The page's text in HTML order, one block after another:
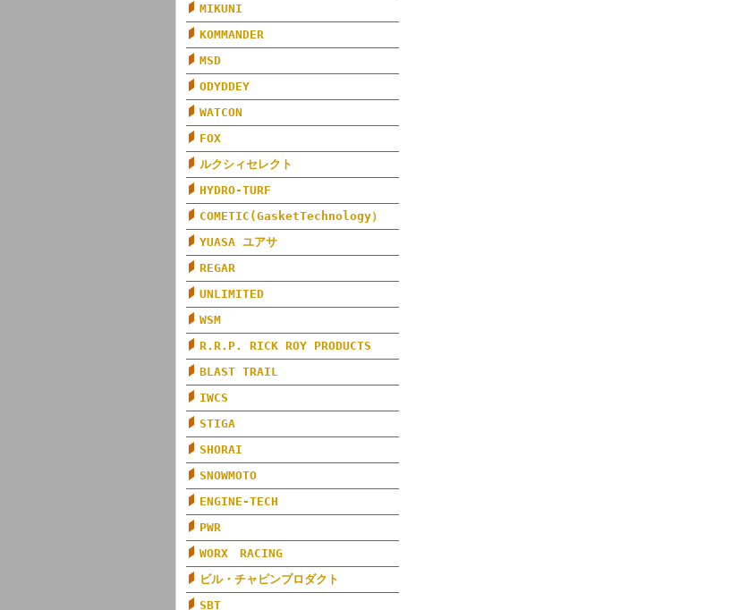
MIKUNI
KOMMANDER
MSD
ODYDDEY
WATCON
FOX
ルクシィセレクト
HYDRO-TURF
COMETIC(GasketTechnology）
YUASA ユアサ
REGAR
UNLIMITED
WSM
R.R.P. RICK ROY PRODUCTS
BLAST TRAIL
IWCS
STIGA
SHORAI
SNOWMOTO
ENGINE-TECH
PWR
WORX RACING
ビル・チャピンプロダクト
SBT